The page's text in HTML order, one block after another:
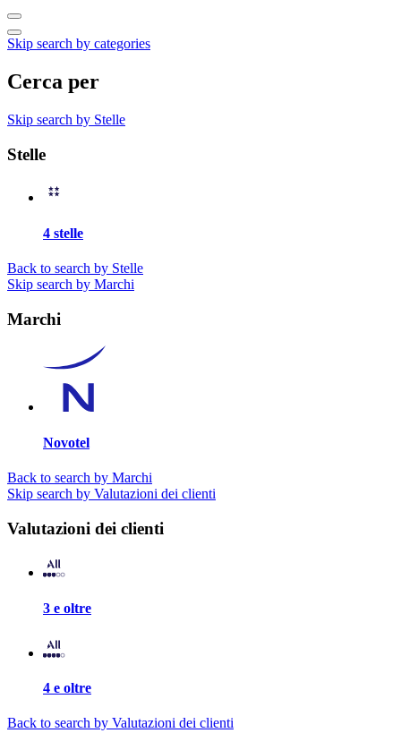
Skip search by categories
Cerca per
Skip search by Stelle
Stelle
4 stelle
Back to search by Stelle
Skip search by Marchi
Marchi
Novotel
Back to search by Marchi
Skip search by Valutazioni dei clienti
Valutazioni dei clienti
3 e oltre
4 e oltre
Back to search by Valutazioni dei clienti